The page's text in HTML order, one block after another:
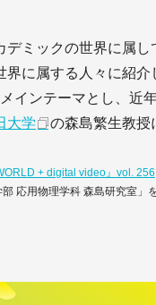
デミックの世界に属
界に属する人々に紹
インテーマとし、近
大学 の森島繁生教授
+ digital video』vol. 256
応用物理学科 森島研究室」